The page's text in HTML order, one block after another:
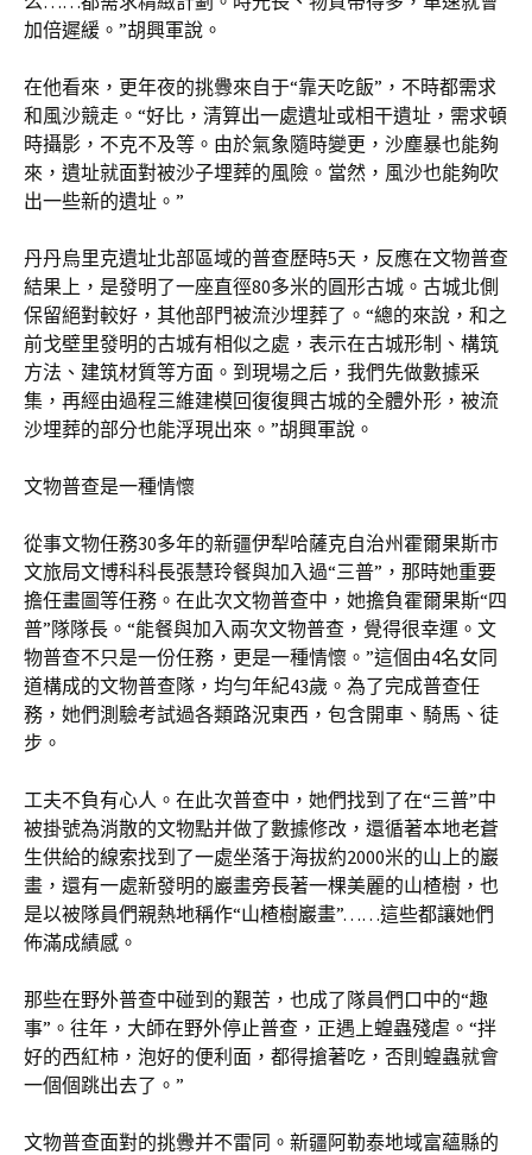
加倍遲緩。”胡興軍說。
在他看來，更年夜的挑釁來自于“靠天吃飯”，不時都需求
和風沙競走。“好比，清算出一處遺址或相干遺址，需求頓
時攝影，不克不及等。由於氣象隨時變更，沙塵暴也能夠
來，遺址就面對被沙子埋葬的風險。當然，風沙也能夠吹
出一些新的遺址。”
丹丹烏里克遺址北部區域的普查歷時5天，反應在文物普查
結果上，是發明了一座直徑80多米的圓形古城。古城北側
保留絕對較好，其他部門被流沙埋葬了。“總的來說，和之
前戈壁里發明的古城有相似之處，表示在古城形制、構筑
方法、建筑材質等方面。到現場之后，我們先做數據采
集，再經由過程三維建模回復復興古城的全體外形，被流
沙埋葬的部分也能浮現出來。”胡興軍說。
文物普查是一種情懷
從事文物任務30多年的新疆伊犁哈薩克自治州霍爾果斯市
文旅局文博科科長張慧玲餐與加入過“三普”，那時她重要
擔任畫圖等任務。在此次文物普查中，她擔負霍爾果斯“四
普”隊隊長。“能餐與加入兩次文物普查，覺得很幸運。文
物普查不只是一份任務，更是一種情懷。”這個由4名女同
道構成的文物普查隊，均勻年紀43歲。為了完成普查任
務，她們測驗考試過各類路況東西，包含開車、騎馬、徒
步。
工夫不負有心人。在此次普查中，她們找到了在“三普”中
被掛號為消散的文物點并做了數據修改，還循著本地老蒼
生供給的線索找到了一處坐落于海拔約2000米的山上的巖
畫，還有一處新發明的巖畫旁長著一棵美麗的山楂樹，也
是以被隊員們親熱地稱作“山楂樹巖畫”……這些都讓她們
佈滿成績感。
那些在野外普查中碰到的艱苦，也成了隊員們口中的“趣
事”。往年，大師在野外停止普查，正遇上蝗蟲殘虐。“拌
好的西紅柿，泡好的便利面，都得搶著吃，否則蝗蟲就會
一個個跳出去了。”
文物普查面對的挑釁并不雷同。新疆阿勒泰地域富蘊縣的